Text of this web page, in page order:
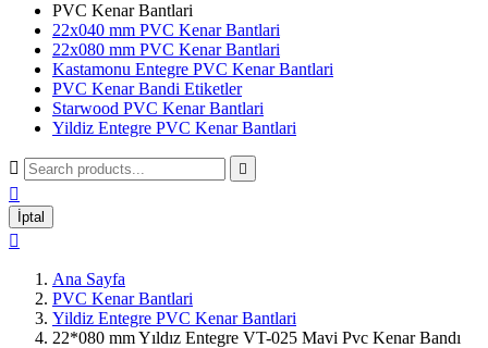
PVC Kenar Bantlari
22x040 mm PVC Kenar Bantlari
22x080 mm PVC Kenar Bantlari
Kastamonu Entegre PVC Kenar Bantlari
PVC Kenar Bandi Etiketler
Starwood PVC Kenar Bantlari
Yildiz Entegre PVC Kenar Bantlari
 

İptal

Ana Sayfa
PVC Kenar Bantlari
Yildiz Entegre PVC Kenar Bantlari
22*080 mm Yıldız Entegre VT-025 Mavi Pvc Kenar Bandı